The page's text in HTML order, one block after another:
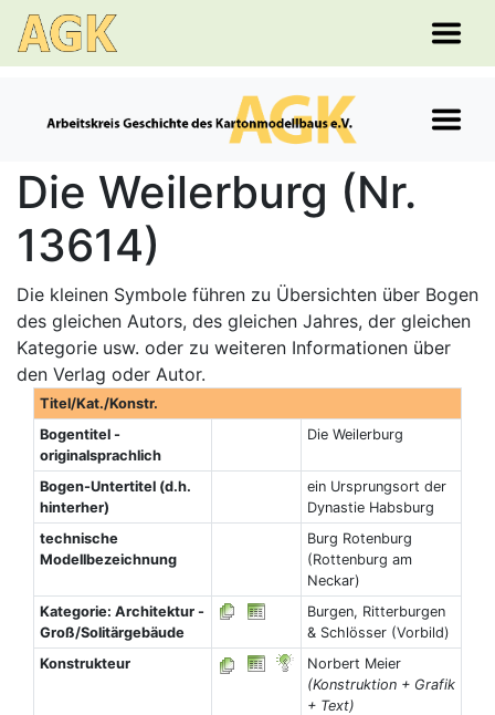
Die Weilerburg (Nr.
13614)
Die kleinen Symbole führen zu Übersichten über Bogen
des gleichen Autors, des gleichen Jahres, der gleichen
Kategorie usw. oder zu weiteren Informationen über
den Verlag oder Autor.
Titel/Kat./Konstr.
Bogentitel -
originalsprachlich
Die Weilerburg
Bogen-Untertitel (d.h.
hinterher)
ein Ursprungsort der
Dynastie Habsburg
technische
Modellbezeichnung
Burg Rotenburg
(Rottenburg am
Neckar)
Kategorie: Architektur -
Groß/Solitärgebäude
Burgen, Ritterburgen
& Schlösser (Vorbild)
Konstrukteur
Norbert Meier
(Konstruktion + Grafik
+ Text)